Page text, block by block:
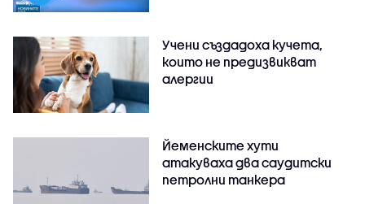
Учени създадоха кучета,
които не предизвикват
алергии
Йеменските хути
атакуваха два саудитски
петролни танкера